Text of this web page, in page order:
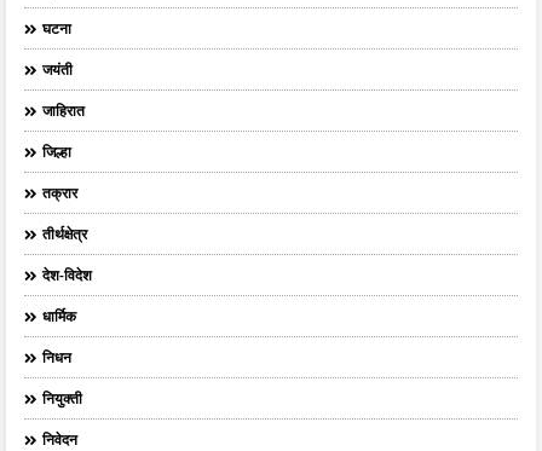
घटना
जयंती
जाहिरात
जिल्हा
तक्रार
तीर्थक्षेत्र
देश-विदेश
धार्मिक
निधन
नियुक्ती
निवेदन